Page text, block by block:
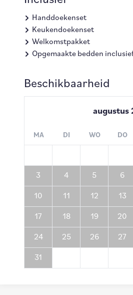
Handdoekenset
Keukendoekenset
Welkomstpakket
Opgemaakte bedden
Beschikbaarheid
augustus
MA DI WO DO
3 4 5 6
10 11 12 13
17 18 19 20
24 25 26 27
31